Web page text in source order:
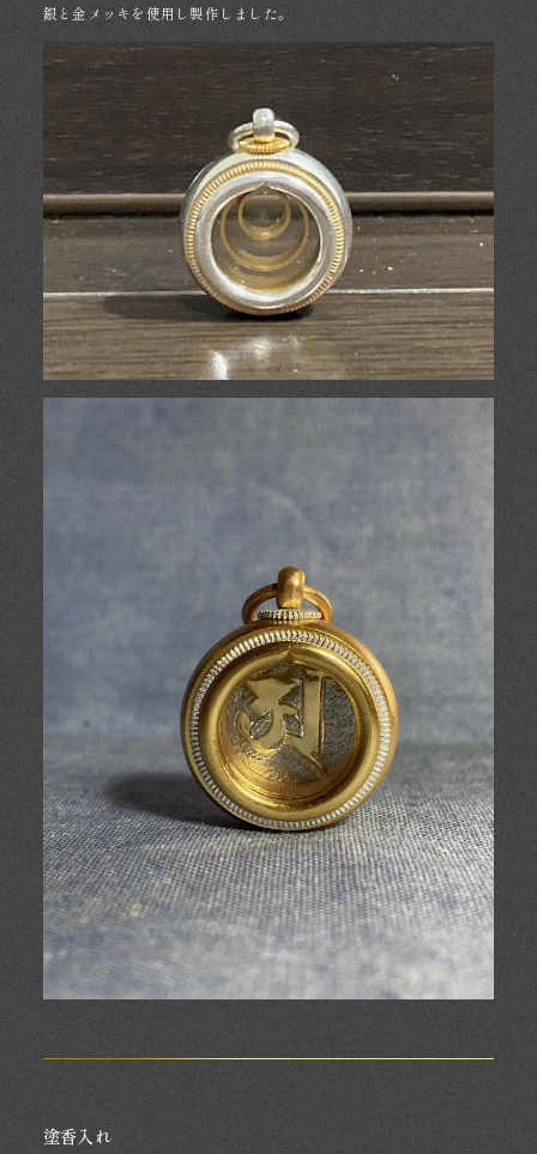
銀と金メッキを使用し製作しました。
塗香入れ